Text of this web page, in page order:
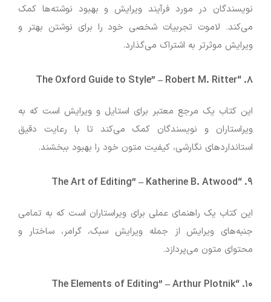
نویسندگان در مورد فرآیند ویرایش و بهبود نوشته‌ها کمک
می‌کند. لاموت تجربیات شخصی خود را برای نوشتن بهتر و
ویرایش موثرتر به اشتراک می‌گذارد.
۸. “The Oxford Guide to Style”
– Robert M. Ritter
این کتاب یک مرجع معتبر برای استایل و ویرایش است که به
ویراستاران و نویسندگان کمک می‌کند تا با رعایت دقیق
استانداردهای نگارشی، کیفیت متون خود را بهبود ببخشند.
۹. “The Art of Editing”
– Katherine B. Atwood
این کتاب یک راهنمای عملی برای ویراستاران است که به تمامی
جنبه‌های ویرایش از جمله ویرایش سبک، گرامر، ساختار و
محتوای متون می‌پردازد.
۱۰. “The Elements of Editing”
–Arthur Plotnik